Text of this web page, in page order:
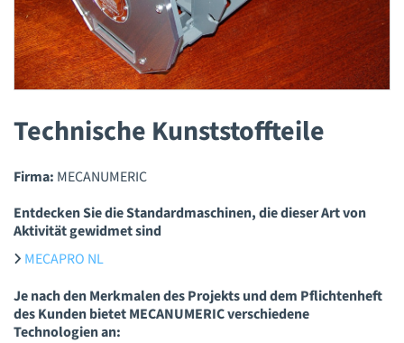
Technische Kunststoffteile
Firma: MECANUMERIC
Entdecken Sie die Standardmaschinen, die dieser Art von
Aktivität gewidmet sind
MECAPRO NL
Je nach den Merkmalen des Projekts und dem Pflichtenheft
des Kunden bietet MECANUMERIC verschiedene
Technologien an: